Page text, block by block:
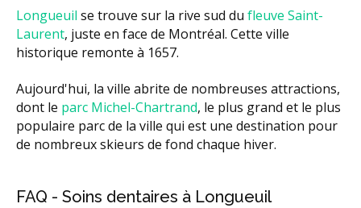
Longueuil se trouve sur la rive sud du fleuve Saint-
Laurent, juste en face de Montréal. Cette ville
historique remonte à 1657.
Aujourd'hui, la ville abrite de nombreuses attractions,
dont le parc Michel-Chartrand, le plus grand et le plus
populaire parc de la ville qui est une destination pour
de nombreux skieurs de fond chaque hiver.
FAQ - Soins dentaires à Longueuil